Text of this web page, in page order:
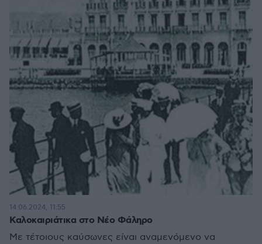
Καλοκαιριάτικα στο Νέο Φάληρο
Με τέτοιους καύσωνες είναι αναμενόμενο να
14.06.2024, 11:55